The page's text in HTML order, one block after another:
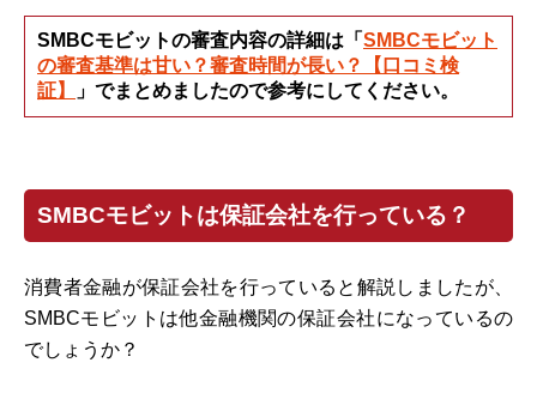
SMBCモビットの審査内容の詳細は「 SMBCモビット
の審査基準は甘い？審査時間が長い？【口コミ検
証】
」でまとめましたので参考にしてください。
SMBCモビットは保証会社を行っている？
消費者金融が保証会社を行っていると解説しましたが、
SMBCモビットは他金融機関の保証会社になっているの
でしょうか？